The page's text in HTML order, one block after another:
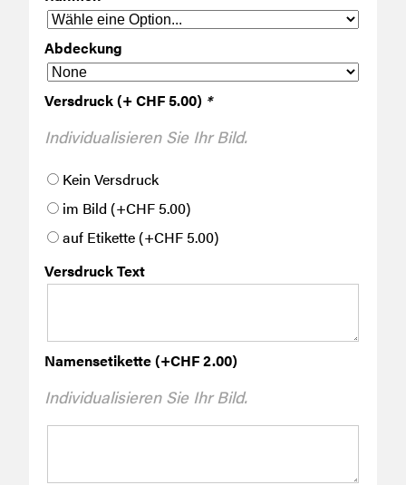
Abdeckung
Versdruck (+ CHF 5.00) *
Individualisieren Sie Ihr Bild.
Kein Versdruck
im Bild (+CHF 5.00)
auf Etikette (+CHF 5.00)
Versdruck Text
Namensetikette(+CHF2.00)
Individualisieren Sie Ihr Bild.